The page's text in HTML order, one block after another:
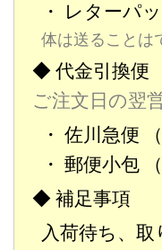
・ レターパ
体は送ることは
◆ 代金引換便
ご注文日の翌
・ 佐川急便
・ 郵便小包
◆ 補足事項
入荷待ち、